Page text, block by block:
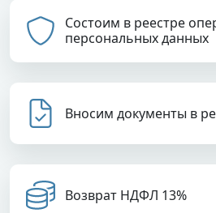
Состоим в реестре
персональных данных
Вносим документы в
Возврат НДФЛ 13%